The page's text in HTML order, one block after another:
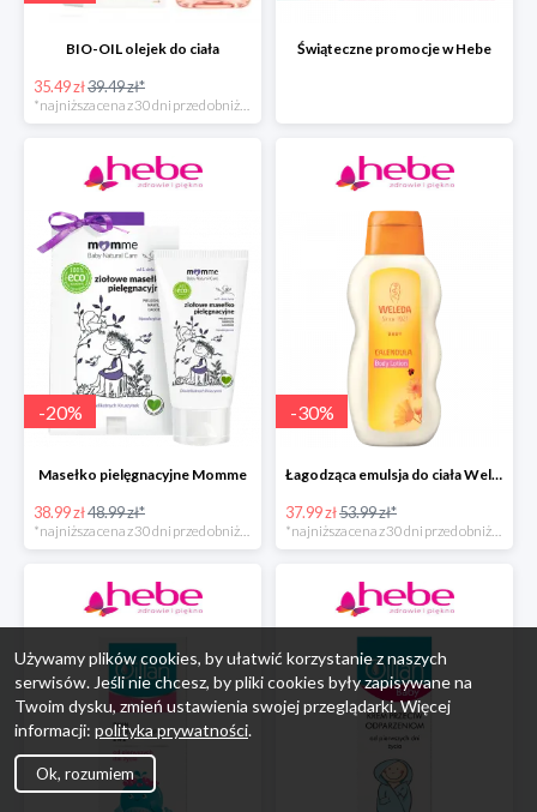
BIO-OIL olejek do ciała
35.49 zł39.49 zł*
*najniższa cena z 30 dni przed obniżką
Świąteczne promocje w Hebe
-20%
Masełko pielęgnacyjne Momme
38.99 zł48.99 zł*
-30%
Łagodząca emulsja do ciała Weleda
37.99 zł53.99 zł*
Używamy plików cookies, by ułatwić korzystanie z naszych
serwisów. Jeśli nie chcesz, by pliki cookies były zapisywane na
Twoim dysku, zmień ustawienia swojej przeglądarki. Więcej
informacji: polityka prywatności.
Ok, rozumiem